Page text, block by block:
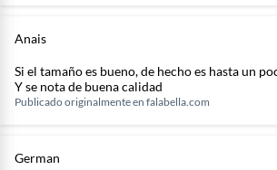
Anais
Si el tamaño es bueno, de hecho es hasta un
Y se nota de buena calidad
Publicado originalmente en falabella.com
German